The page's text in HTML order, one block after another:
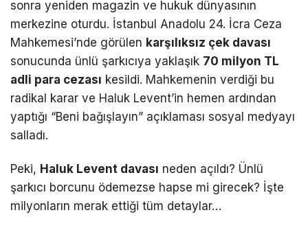
sonra yeniden magazin ve hukuk dünyasının
merkezine oturdu. İstanbul Anadolu 24. İcra Ceza
Mahkemesi’nde görülen karşılıksız çek davası
sonucunda ünlü şarkıcıya yaklaşık 70 milyon TL
adli para cezası kesildi. Mahkemenin verdiği bu
radikal karar ve Haluk Levent’in hemen ardından
yaptığı “Beni bağışlayın” açıklaması sosyal medyayı
salladı.
Peki, Haluk Levent davası neden açıldı? Ünlü
şarkıcı borcunu ödemezse hapse mi girecek? İşte
milyonların merak ettiği tüm detaylar…